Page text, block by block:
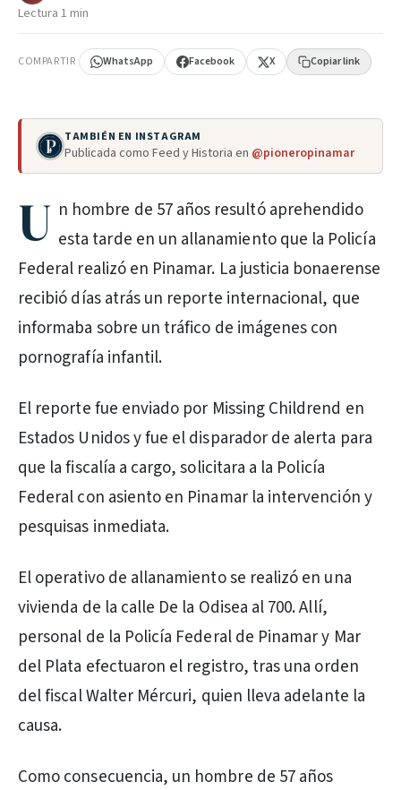
Lectura 1 min
COMPARTIR WhatsApp Facebook X Copiar link
TAMBIÉN EN INSTAGRAM
Publicada como Feed y Historia en @pioneropinamar
U n hombre de 57 años resultó aprehendido
esta tarde en un allanamiento que la Policía
Federal realizó en Pinamar. La justicia bonaerense
recibió días atrás un reporte internacional, que
informaba sobre un tráfico de imágenes con
pornografía infantil.
El reporte fue enviado por Missing Childrend en
Estados Unidos y fue el disparador de alerta para
que la fiscalía a cargo, solicitara a la Policía
Federal con asiento en Pinamar la intervención y
pesquisas inmediata.
El operativo de allanamiento se realizó en una
vivienda de la calle De la Odisea al 700. Allí,
personal de la Policía Federal de Pinamar y Mar
del Plata efectuaron el registro, tras una orden
del fiscal Walter Mércuri, quien lleva adelante la
causa.
Como consecuencia, un hombre de 57 años